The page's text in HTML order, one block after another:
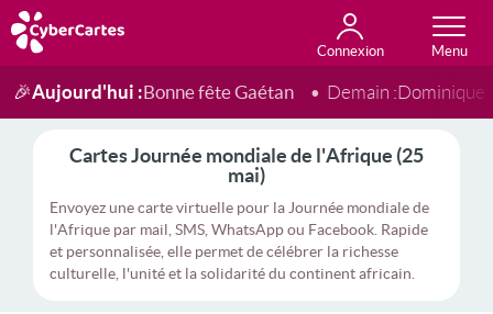
Connexion
Anniversaire
Fête du jour
Amour
Amitié
Merci
Toutes les cartes
🎉Aujourd'hui :Bonne fête Gaétan Demain :Dominique
Cartes Journée mondiale de l'Afrique (25
mai)
Envoyez une carte virtuelle pour la Journée mondiale de
l'Afrique par mail, SMS, WhatsApp ou Facebook. Rapide
et personnalisée, elle permet de célébrer la richesse
culturelle, l'unité et la solidarité du continent africain.